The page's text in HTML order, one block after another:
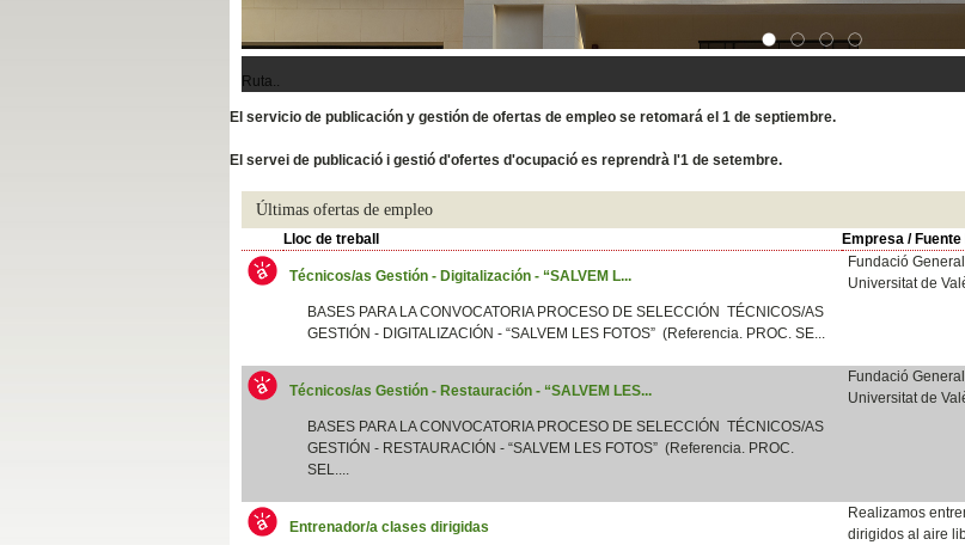
Ruta..
El servicio de publicación y gestión de ofertas de empleo se retomará el 1 de septiembre.
El servei de publicació i gestió d'ofertes d'ocupació es reprendrà l'1 de setembre.
Últimas ofertas de empleo
Lloc de treball Empresa /
Técnicos/as Gestión - Digitalización - “SALVEM L...
BASES PARA LA CONVOCATORIA PROCESO DE SELECCIÓN TÉCNICOS/AS
GESTIÓN - DIGITALIZACIÓN - “SALVEM LES FOTOS” (Referencia. PROC. SE...
Fundació
Universitat de
Técnicos/as Gestión - Restauración - “SALVEM LES...
BASES PARA LA CONVOCATORIA PROCESO DE SELECCIÓN TÉCNICOS/AS
GESTIÓN - RESTAURACIÓN - “SALVEM LES FOTOS” (Referencia. PROC.
SEL....
Fundació
Universitat de
Entrenador/a clases dirigidas
Realizamos
dirigidos al aire